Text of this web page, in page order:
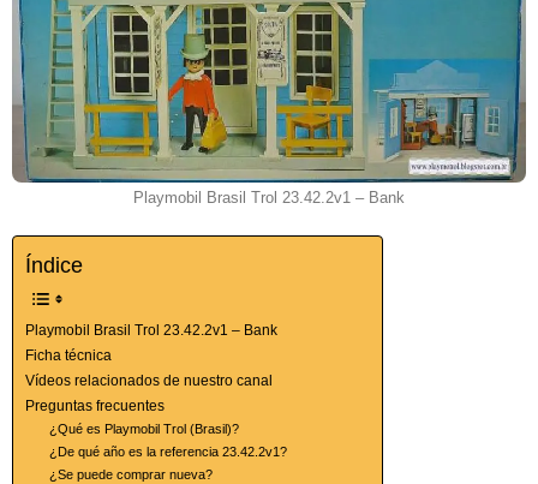
Playmobil Brasil Trol 23.42.2v1 – Bank
Índice
Playmobil Brasil Trol 23.42.2v1 – Bank
Ficha técnica
Vídeos relacionados de nuestro canal
Preguntas frecuentes
¿Qué es Playmobil Trol (Brasil)?
¿De qué año es la referencia 23.42.2v1?
¿Se puede comprar nueva?